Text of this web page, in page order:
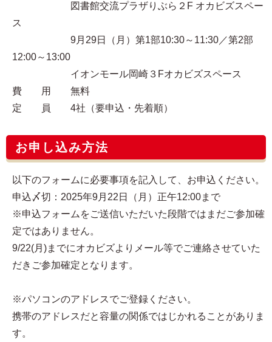
図書館交流プラザりぶら２F オカビズスペー
ス
9月29日（月）第1部10:30～11:30／第2部
12:00～13:00
イオンモール岡崎３Fオカビズスペース
費 用 無料
定 員 4社（要申込・先着順）
お申し込み方法
以下のフォームに必要事項を記入して、お申込ください。
申込〆切：2025年9月22日（月）正午12:00まで
※申込フォームをご送信いただいた段階ではまだご参加確
定ではありません。
9/22(月)までにオカビズよりメール等でご連絡させていた
だきご参加確定となります。
※パソコンのアドレスでご登録ください。
携帯のアドレスだと容量の関係ではじかれることがありま
す。